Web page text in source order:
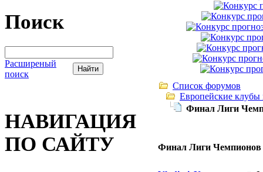
Поиск
Расширеный
поиск
НАВИГАЦИЯ
ПО САЙТУ
Список форумов
Европейские
Финал Лиги
Финал Лиги Чемпионов